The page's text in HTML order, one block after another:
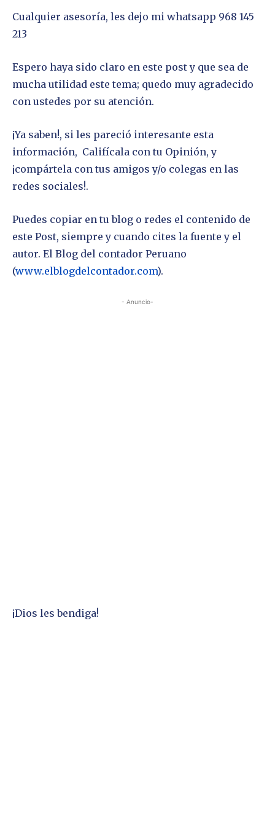
Cualquier asesoría, les dejo mi whatsapp 968 145
213
Espero haya sido claro en este post y que sea de
mucha utilidad este tema; quedo muy agradecido
con ustedes por su atención.
¡Ya saben!, si les pareció interesante esta
información, Califícala con tu Opinión, y
¡compártela con tus amigos y/o colegas en las
redes sociales!.
Puedes copiar en tu blog o redes el contenido de
este Post, siempre y cuando cites la fuente y el
autor. El Blog del contador Peruano
(www.elblogdelcontador.com).
- Anuncio-
¡Dios les bendiga!